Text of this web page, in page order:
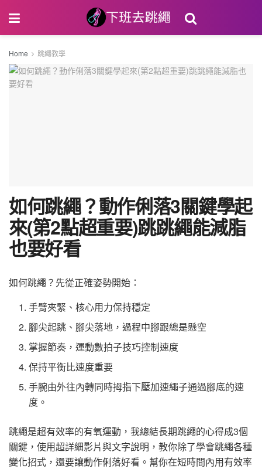
Home 跳繩教學
如何跳繩？動作俐落3關鍵學起
來(第2點超重要)跳跳繩能減脂
也要好看
如何跳繩？先從正確姿勢開始：
手臂夾緊、核心用力保持穩定
腳尖起跳、腳尖落地，過程中腳跟總是懸空
掌握節奏，運動數拍子技巧控制速度
保持平衡比速度重要
手腕由外往內轉同時拇指下壓加速繩子通過腳底的速
度。
跳繩是超有效率的有氧運動，我總結長期跳繩的心得成3個
關鍵，使用超詳細影片與文字說明，教你除了學會跳繩各種
變化招式，還要讓動作俐落好看。幫你在短時間內用有效率